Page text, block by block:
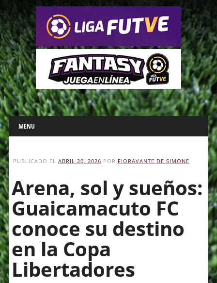
Main menu
Skip
to
content
MENU
PUBLICADO EL ABRIL 20, 2026 POR FIORAVANTE DE SIMONE
Arena, sol y sueños:
Guaicamacuto FC
conoce su destino
en la Copa
Libertadores